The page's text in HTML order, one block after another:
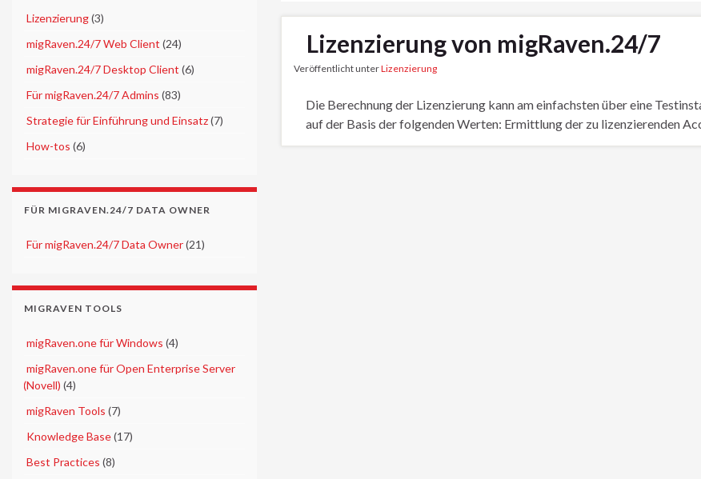
Lizenzierung(3)
migRaven.24/7 Web Client (24)
migRaven.24/7 Desktop Client (6)
Für migRaven.24/7 Admins (83)
Strategie für Einführung und Einsatz(7)
How-tos (6)
FÜR MIGRAVEN.24/7 DATA OWNER
Für migRaven.24/7 Data Owner(21)
MIGRAVEN TOOLS
migRaven.one für Windows (4)
migRaven.one für Open Enterprise Server
(Novell) (4)
migRaven Tools (7)
Knowledge Base(17)
Best Practices (8)
Lizenzierung von migRaven.24/7
Veröffentlicht unterLizenzierung
Die Berechnung der Lizenzierung kann am einfachsten über eine
auf der Basis der folgenden Werten: Ermittlung der zu lizenzierenden